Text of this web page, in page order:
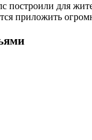
построили для
приложить